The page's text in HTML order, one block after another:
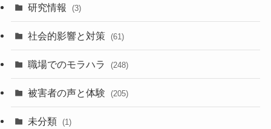
研究情報 (3)
社会的影響と対策 (61)
職場でのモラハラ (248)
被害者の声と体験 (205)
未分類 (1)